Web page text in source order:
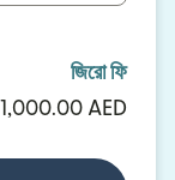
জিরো ফি
1,000.00 AED